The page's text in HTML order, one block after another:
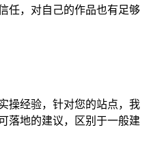
任，对自己的作品也有足够
操经验，针对您的站点，我
落地的建议，区别于一般建